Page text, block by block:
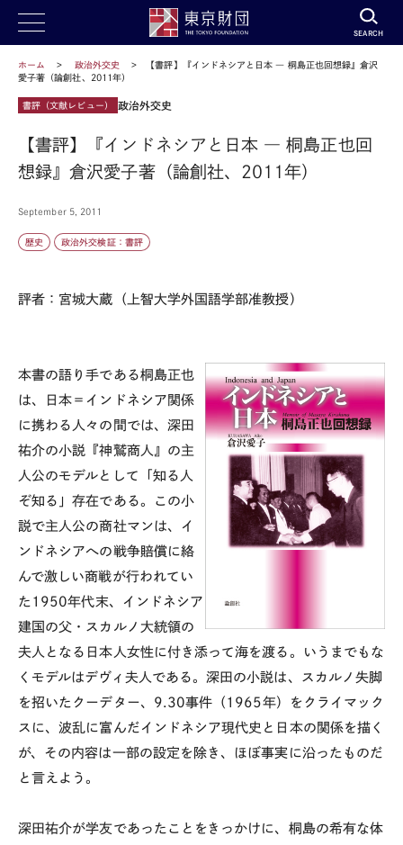
SEARCH
ホーム 政治外交史
【書評】『インドネシアと日本 ― 桐島正也回想録』倉沢
愛子著（論創社、2011年）
書評（文献レビュー） 政治外交史
【書評】『インドネシアと日本 ― 桐島正也回
想録』倉沢愛子著（論創社、2011年）
September 5, 2011
歴史 政治外交検証：書評
評者：宮城大蔵（上智大学外国語学部准教授）
本書の語り手である桐島正也
は、日本＝インドネシア関係
に携わる人々の間では、深田
祐介の小説『神鷲商人』の主
人公のモデルとして「知る人
ぞ知る」存在である。この小
説で主人公の商社マンは、イ
ンドネシアへの戦争賠償に絡
んで激しい商戦が行われてい
た1950年代末、インドネシア
建国の父・スカルノ大統領の
夫人となる日本人女性に付き添って海を渡る。いうまでもな
くモデルはデヴィ夫人である。深田の小説は、スカルノ失脚
を招いたクーデター、9.30事件（1965年）をクライマック
スに、波乱に富んだインドネシア現代史と日本の関係を描く
が、その内容は一部の設定を除き、ほぼ事実に沿ったものだ
と言えよう。
深田祐介が学友であったことをきっかけに、桐島の希有な体